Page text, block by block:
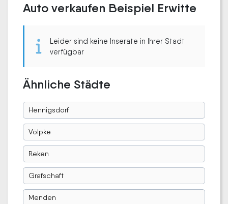
Auto verkaufen Beispiel Erwitte
Leider sind keine Inserate in Ihrer Stadt
verfügbar
Ähnliche Städte
Hennigsdorf
Völpke
Reken
Grafschaft
Menden